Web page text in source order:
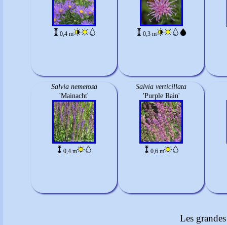
0,4 m 0,3 m
Salvia nemerosa
'Mainacht'
0,4 m
Salvia verticillata
'Purple Rain'
0,6 m
Les